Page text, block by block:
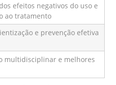
efeitos negativos do uso e
ao tratamento
e prevenção efetiva
multidisciplinar e melhores